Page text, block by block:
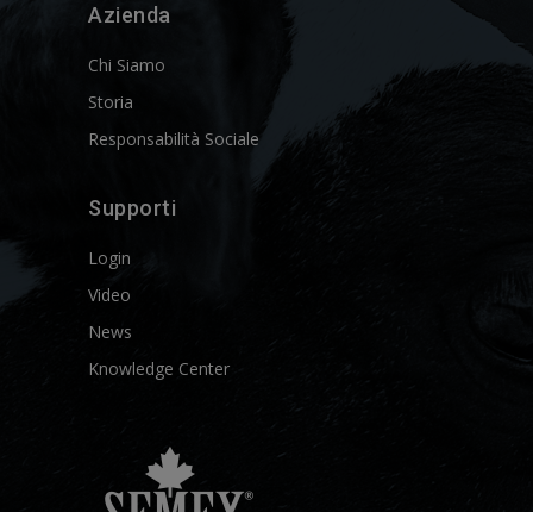
Azienda
Chi Siamo
Storia
Responsabilità Sociale
Supporti
Login
Video
News
Knowledge Center